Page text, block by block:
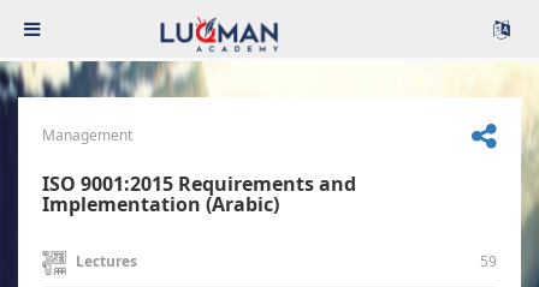
Management
ISO 9001:2015 Requirements and
Implementation (Arabic)
Lectures 59